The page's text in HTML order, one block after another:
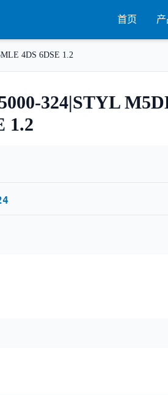
首页
4DS 6DSE 1.2
324|STYL
1.2